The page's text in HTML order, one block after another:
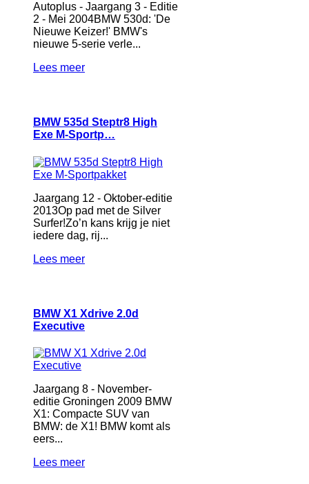
Autoplus - Jaargang 3 - Editie
2 - Mei 2004BMW 530d: 'De
Nieuwe Keizer!' BMW's
nieuwe 5-serie verle...
Lees meer
BMW 535d Steptr8 High
Exe M-Sportp…
Jaargang 12 - Oktober-editie
2013Op pad met de Silver
Surfer!Zo’n kans krijg je niet
iedere dag, rij...
Lees meer
BMW X1 Xdrive 2.0d
Executive
Jaargang 8 - November-
editie Groningen 2009 BMW
X1: Compacte SUV van
BMW: de X1! BMW komt als
eers...
Lees meer